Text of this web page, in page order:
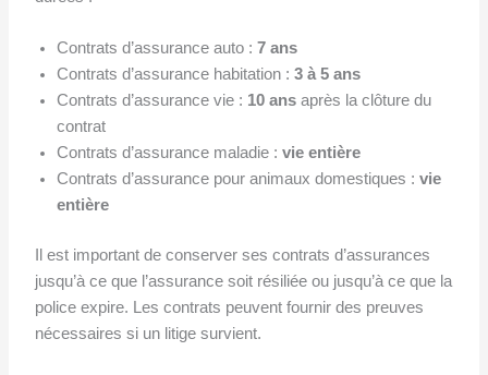
Contrats d’assurance auto : 7 ans
Contrats d’assurance habitation : 3 à 5 ans
Contrats d’assurance vie : 10 ansaprès la clôture du
contrat
Contrats d’assurance maladie : vie entière
Contrats d’assurance pour animaux domestiques : vie
entière
Il est important de conserver ses contrats d’assurances
jusqu’à ce que l’assurance soit résiliée ou jusqu’à ce que la
police expire. Les contrats peuvent fournir des preuves
nécessaires si un litige survient.